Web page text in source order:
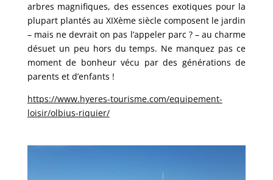
arbres magnifiques, des essences exotiques pour la
plupart plantés au XIXème siècle composent le jardin
– mais ne devrait on pas l’appeler parc ? – au charme
désuet un peu hors du temps. Ne manquez pas ce
moment de bonheur vécu par des générations de
parents et d’enfants !
https://www.hyeres-tourisme.com/equipement-
loisir/olbius-riquier/